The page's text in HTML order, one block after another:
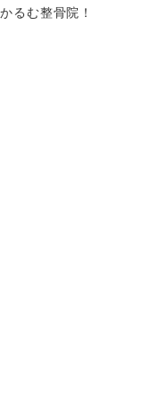
るむ整骨院！